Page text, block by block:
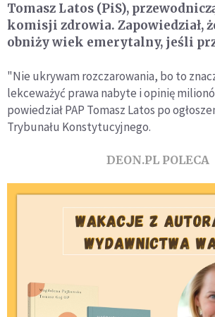
Tomasz Latos (PiS),
komisji zdrowia. Zapowiedział,
obniży wiek emerytalny, jeśli
"Nie ukrywam rozczarowania, bo to
lekceważyć prawa nabyte i opinię
powiedział PAP Tomasz Latos po
Trybunału Konstytucyjnego.
DEON.PL POLECA